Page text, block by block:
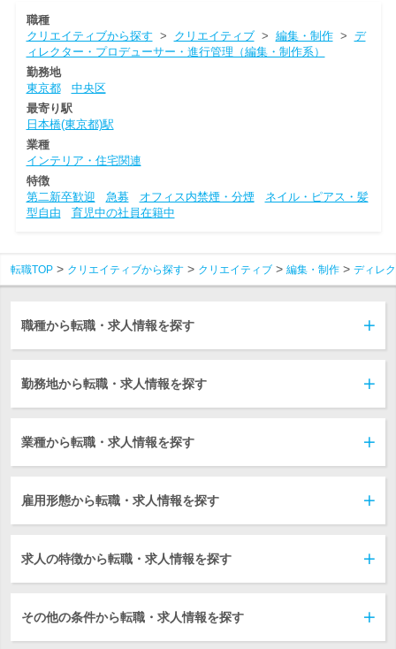
職種
クリエイティブから探す > クリエイティブ> 編集・制作> デ
ィレクター・プロデューサー・進行管理（編集・制作系）
勤務地
東京都
中央区
最寄り駅
日本橋(東京都)駅
業種
インテリア・住宅関連
特徴
第二新卒歓迎
急募 オフィス内禁煙・分煙
ネイル・ピアス・髪
型自由
育児中の社員在籍中
転職TOP クリエイティブから探す クリエイティブ 編集・制作 ディレ
職種から転職・求人情報を探す
勤務地から転職・求人情報を探す
業種から転職・求人情報を探す
雇用形態から転職・求人情報を探す
求人の特徴から転職・求人情報を探す
その他の条件から転職・求人情報を探す